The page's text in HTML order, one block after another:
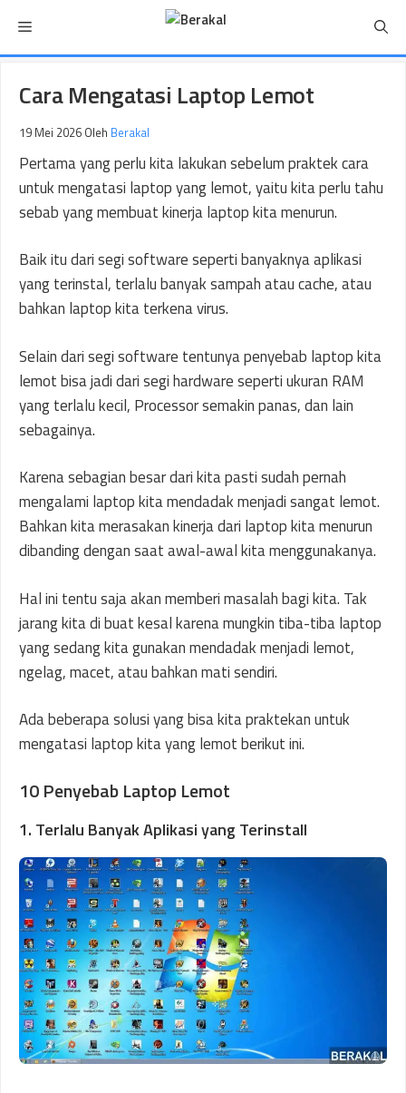
isi
Menu
Cara Mengatasi Laptop Lemot
19 Mei 2026 Oleh Berakal
Pertama yang perlu kita lakukan sebelum praktek cara
untuk mengatasi laptop yang lemot, yaitu kita perlu tahu
sebab yang membuat kinerja laptop kita menurun.
Baik itu dari segi software seperti banyaknya aplikasi
yang terinstal, terlalu banyak sampah atau cache, atau
bahkan laptop kita terkena virus.
Selain dari segi software tentunya penyebab laptop kita
lemot bisa jadi dari segi hardware seperti ukuran RAM
yang terlalu kecil, Processor semakin panas, dan lain
sebagainya.
Karena sebagian besar dari kita pasti sudah pernah
mengalami laptop kita mendadak menjadi sangat lemot.
Bahkan kita merasakan kinerja dari laptop kita menurun
dibanding dengan saat awal-awal kita menggunakanya.
Hal ini tentu saja akan memberi masalah bagi kita. Tak
jarang kita di buat kesal karena mungkin tiba-tiba laptop
yang sedang kita gunakan mendadak menjadi lemot,
ngelag, macet, atau bahkan mati sendiri.
Ada beberapa solusi yang bisa kita praktekan untuk
mengatasi laptop kita yang lemot berikut ini.
10 Penyebab Laptop Lemot
1. Terlalu Banyak Aplikasi yang Terinstall